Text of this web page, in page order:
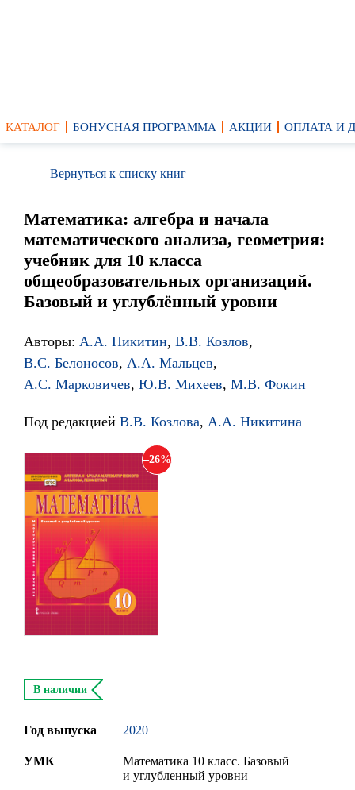
КАТАЛОГ БОНУСНАЯ ПРОГРАММА АКЦИИ ОПЛАТА И
Вернуться к списку книг
Математика: алгебра и начала
математического анализа, геометрия:
учебник для 10 класса
общеобразовательных организаций.
Базовый и углублённый уровни
Авторы: А.А. Никитин, В.В. Козлов,
В.С. Белоносов, А.А. Мальцев,
А.С. Марковичев, Ю.В. Михеев, М.В. Фокин
Под редакцией В.В. Козлова, А.А. Никитина
26
В наличии
Год выпуска 2020
УМК
Математика 10 класс. Базовый
и углубленный уровни